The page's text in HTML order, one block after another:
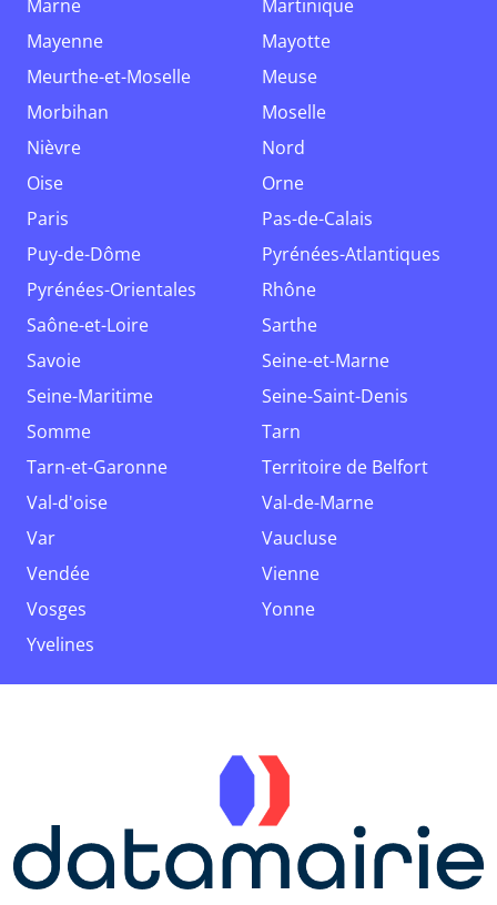
Marne
Martinique
Mayenne
Mayotte
Meurthe-et-Moselle
Meuse
Morbihan
Moselle
Nièvre
Nord
Oise
Orne
Paris
Pas-de-Calais
Puy-de-Dôme
Pyrénées-Atlantiques
Pyrénées-Orientales
Rhône
Saône-et-Loire
Sarthe
Savoie
Seine-et-Marne
Seine-Maritime
Seine-Saint-Denis
Somme
Tarn
Tarn-et-Garonne
Territoire de Belfort
Val-d'oise
Val-de-Marne
Var
Vaucluse
Vendée
Vienne
Vosges
Yonne
Yvelines